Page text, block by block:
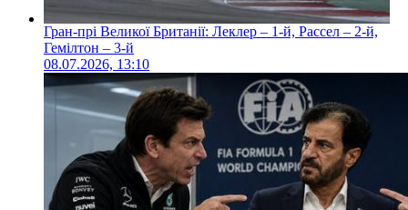
Гран-прі Великої Британії: Леклер – 1-й, Рассел – 2-й,
Гемілтон – 3-й
08.07.2026, 13:10